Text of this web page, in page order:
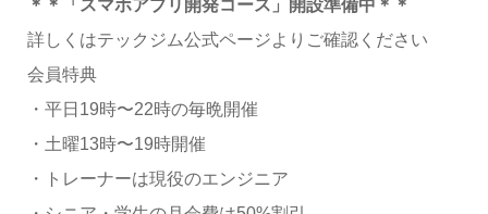
＊＊「スマホアプリ開発コース」開設準備中＊＊
詳しくはテックジム公式ページよりご確認ください
会員特典
・平日19時〜22時の毎晩開催
・土曜13時〜19時開催
・トレーナーは現役のエンジニア